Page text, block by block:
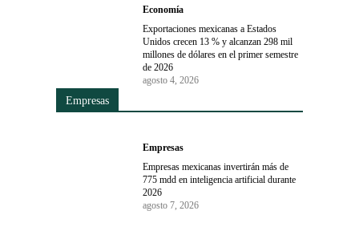
Economía
Exportaciones mexicanas a Estados
Unidos crecen 13 % y alcanzan 298 mil
millones de dólares en el primer semestre
de 2026
agosto 4, 2026
Empresas
Empresas
Empresas mexicanas invertirán más de
775 mdd en inteligencia artificial durante
2026
agosto 7, 2026